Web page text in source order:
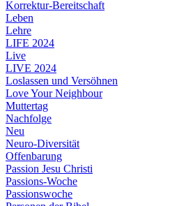
Korrektur-Bereitschaft
Leben
Lehre
LIFE 2024
Live
LIVE 2024
Loslassen und Versöhnen
Love Your Neighbour
Muttertag
Nachfolge
Neu
Neuro-Diversität
Offenbarung
Passion Jesu Christi
Passions-Woche
Passionswoche